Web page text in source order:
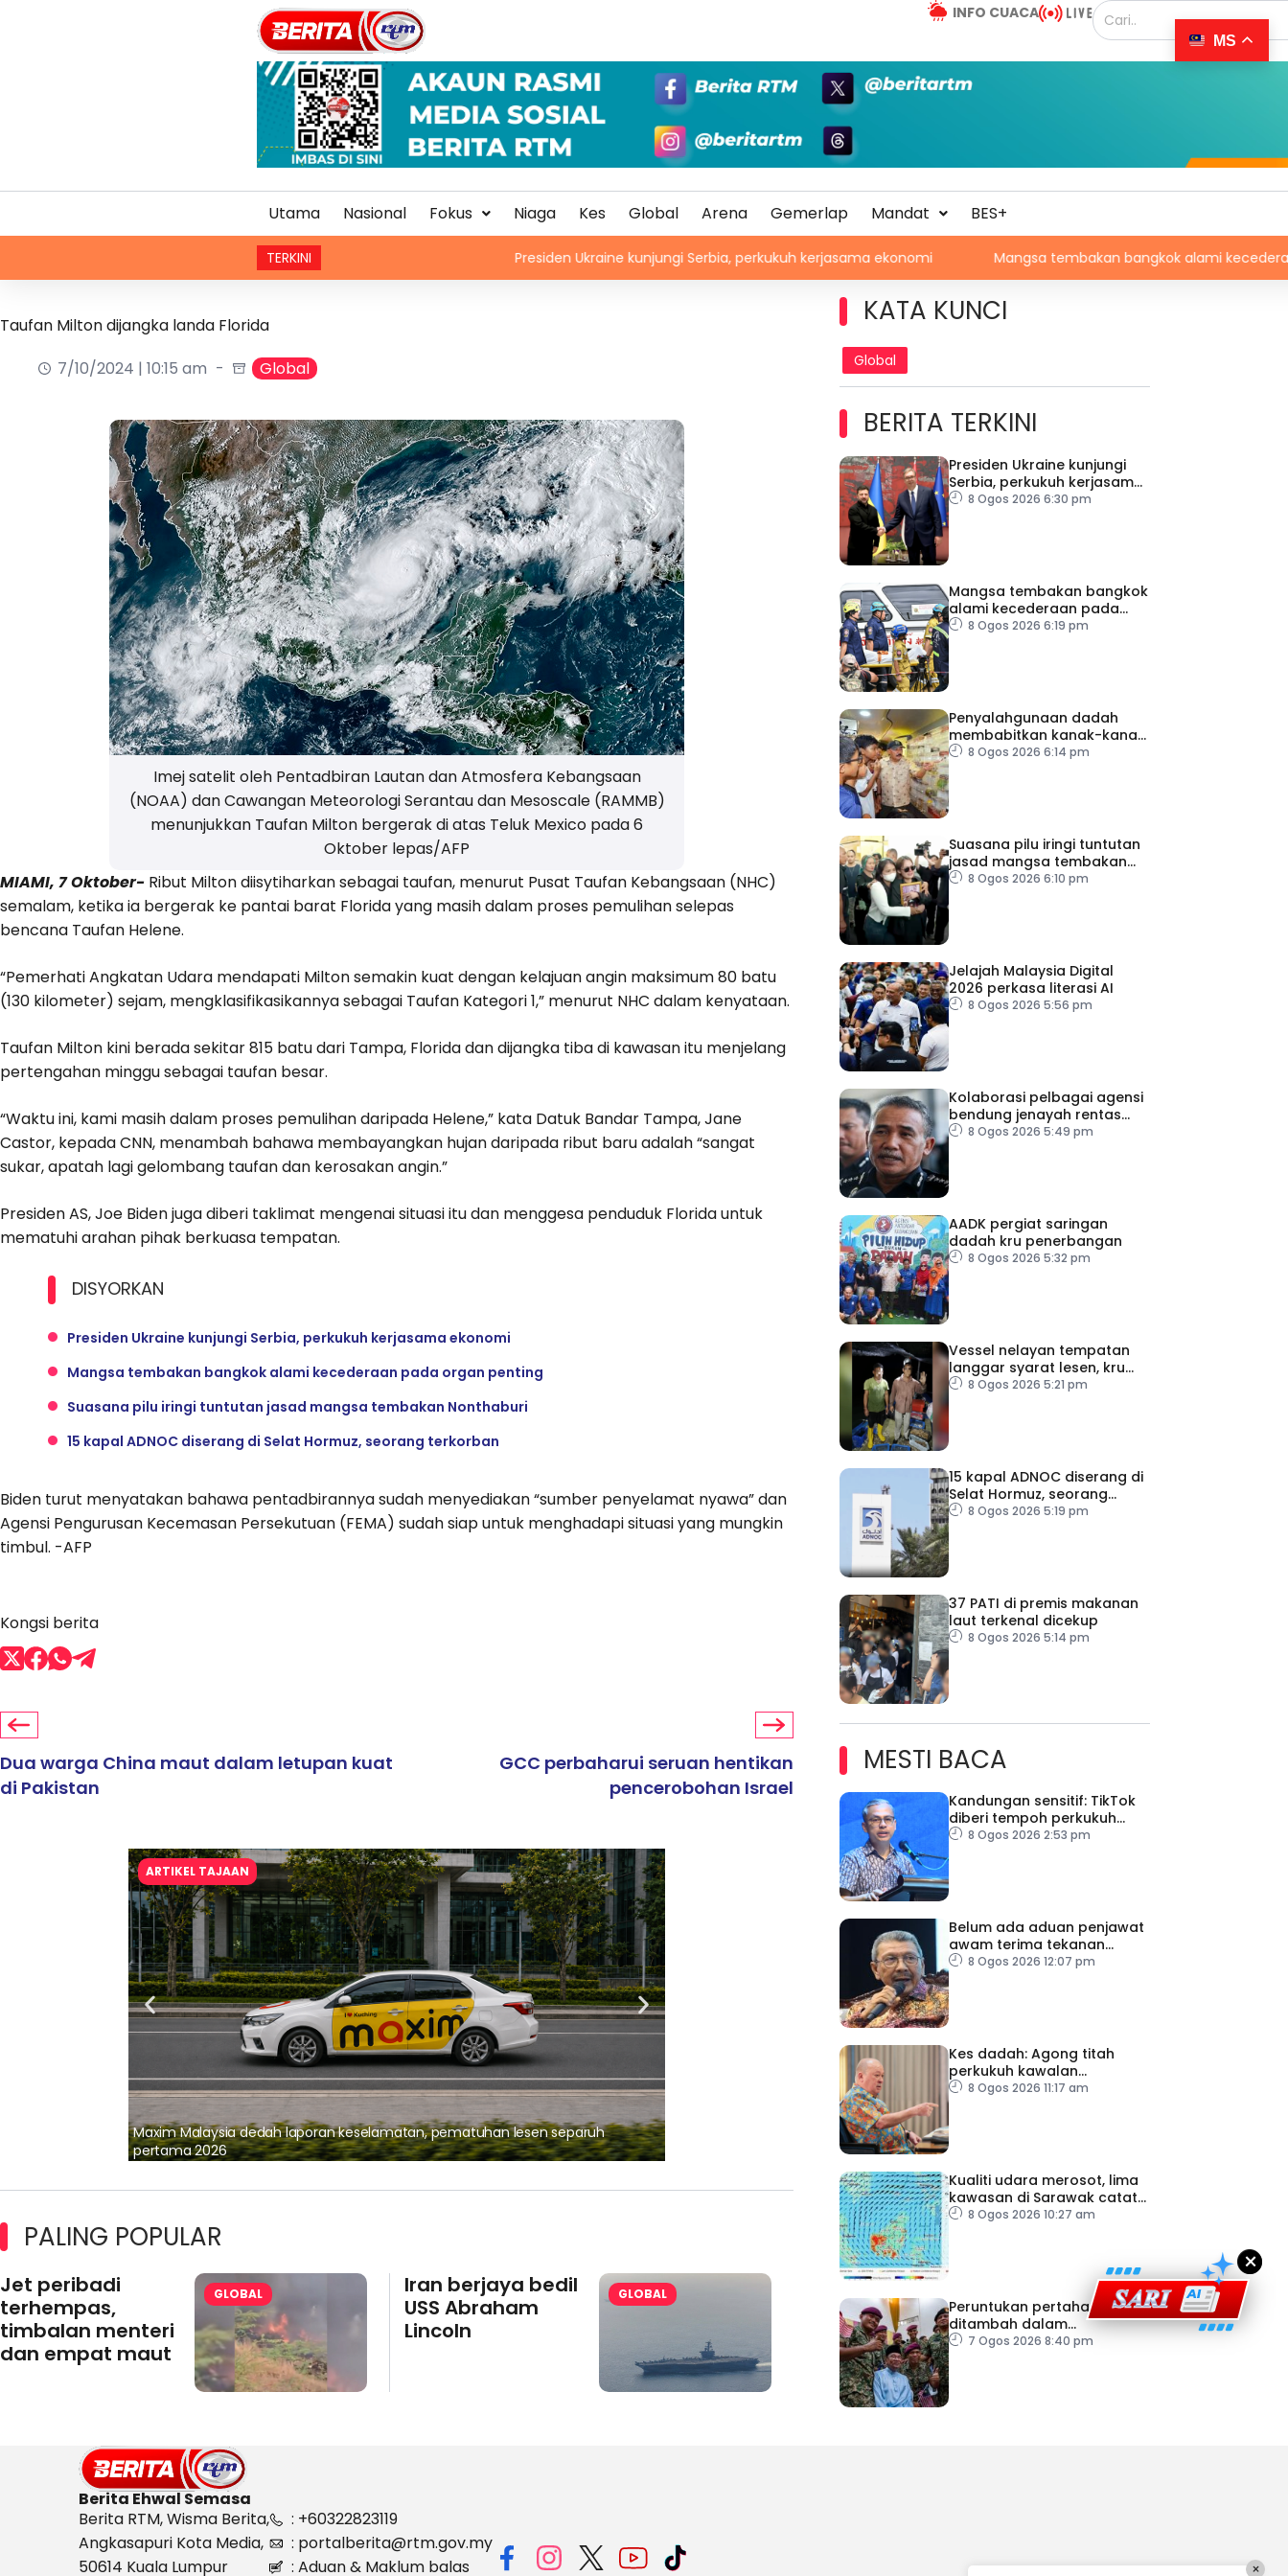
INFO CUACA
Utama Nasional Fokus Niaga Kes Global Arena Gemerlap Mandat BES+
TERKINI Presiden Ukraine kunjungi Serbia, perkukuh kerjasama ekonomi Mangsa tembakan bangkok alami kecederaan pada
Taufan Milton dijangka landa Florida
7/10/2024 | 10:15 am
Global
Imej satelit oleh Pentadbiran Lautan dan Atmosfera Kebangsaan
(NOAA) dan Cawangan Meteorologi Serantau dan Mesoscale (RAMMB)
menunjukkan Taufan Milton bergerak di atas Teluk Mexico pada 6
Oktober lepas/AFP
MIAMI, 7 Oktober- Ribut Milton diisytiharkan sebagai taufan, menurut Pusat Taufan Kebangsaan (NHC)
semalam, ketika ia bergerak ke pantai barat Florida yang masih dalam proses pemulihan selepas
bencana Taufan Helene.
“Pemerhati Angkatan Udara mendapati Milton semakin kuat dengan kelajuan angin maksimum 80 batu
(130 kilometer) sejam, mengklasifikasikannya sebagai Taufan Kategori 1,” menurut NHC dalam kenyataan.
Taufan Milton kini berada sekitar 815 batu dari Tampa, Florida dan dijangka tiba di kawasan itu menjelang
pertengahan minggu sebagai taufan besar.
“Waktu ini, kami masih dalam proses pemulihan daripada Helene,” kata Datuk Bandar Tampa, Jane
Castor, kepada CNN, menambah bahawa membayangkan hujan daripada ribut baru adalah “sangat
sukar, apatah lagi gelombang taufan dan kerosakan angin.”
Presiden AS, Joe Biden juga diberi taklimat mengenai situasi itu dan menggesa penduduk Florida untuk
mematuhi arahan pihak berkuasa tempatan.
DISYORKAN
Presiden Ukraine kunjungi Serbia, perkukuh kerjasama ekonomi
Mangsa tembakan bangkok alami kecederaan pada organ penting
Suasana pilu iringi tuntutan jasad mangsa tembakan Nonthaburi
15 kapal ADNOC diserang di Selat Hormuz, seorang terkorban
Biden turut menyatakan bahawa pentadbirannya sudah menyediakan “sumber penyelamat nyawa” dan
Agensi Pengurusan Kecemasan Persekutuan (FEMA) sudah siap untuk menghadapi situasi yang mungkin
timbul. -AFP
Kongsi berita
Dua warga China maut dalam letupan kuat
di Pakistan
GCC perbaharui seruan hentikan
pencerobohan Israel
ARTIKEL TAJAAN
Maxim Malaysia dedah laporan keselamatan, pematuhan lesen separuh
pertama 2026
Ajinomoto (Malaysia) Berhad Perkasa SCORE Marathon 2026 Melalui Kerjasama
aminoVITAL® Bersama Pempengaruh Larian Antarabangsa
PALING POPULAR
Jet peribadi
terhempas,
timbalan menteri
dan empat maut
GLOBAL
Iran berjaya bedil
USS Abraham
Lincoln
GLOBAL
KATA KUNCI
Global
BERITA TERKINI
Presiden Ukraine kunjungi
Serbia, perkukuh kerjasama
ekonomi
8 Ogos 2026 6:30 pm
Mangsa tembakan bangkok
alami kecederaan pada
organ penting
8 Ogos 2026 6:19 pm
Penyalahgunaan dadah
membabitkan kanak-kanak
di Terengganu
8 Ogos 2026 6:14 pm
Suasana pilu iringi tuntutan
jasad mangsa tembakan
Nonthaburi
8 Ogos 2026 6:10 pm
Jelajah Malaysia Digital
2026 perkasa literasi AI
8 Ogos 2026 5:56 pm
Kolaborasi pelbagai agensi
bendung jenayah rentas
sempadan
8 Ogos 2026 5:49 pm
AADK pergiat saringan
dadah kru penerbangan
8 Ogos 2026 5:32 pm
Vessel nelayan tempatan
langgar syarat lesen, kru
warga indonesia ditahan
8 Ogos 2026 5:21 pm
15 kapal ADNOC diserang di
Selat Hormuz, seorang
terkorban
8 Ogos 2026 5:19 pm
37 PATI di premis makanan
laut terkenal dicekup
8 Ogos 2026 5:14 pm
MESTI BACA
Kandungan sensitif: TikTok
diberi tempoh perkukuh
sistem moderasi
8 Ogos 2026 2:53 pm
Belum ada aduan penjawat
awam terima tekanan
daripada ahli politik
8 Ogos 2026 12:07 pm
Kes dadah: Agong titah
perkukuh kawalan
lapangan terbang, pintu
8 Ogos 2026 11:17 am
Kualiti udara merosot, lima
kawasan di Sarawak catat
IPU tidak sihat
8 Ogos 2026 10:27 am
Peruntukan pertahanan
ditambah dalam
Belanjawan 2027
7 Ogos 2026 8:40 pm
×
Berita Ehwal Semasa
Berita RTM, Wisma Berita,
Angkasapuri Kota Media,
50614 Kuala Lumpur
: +60322823119
: portalberita@rtm.gov.my
: Aduan & Maklum balas
MS
×